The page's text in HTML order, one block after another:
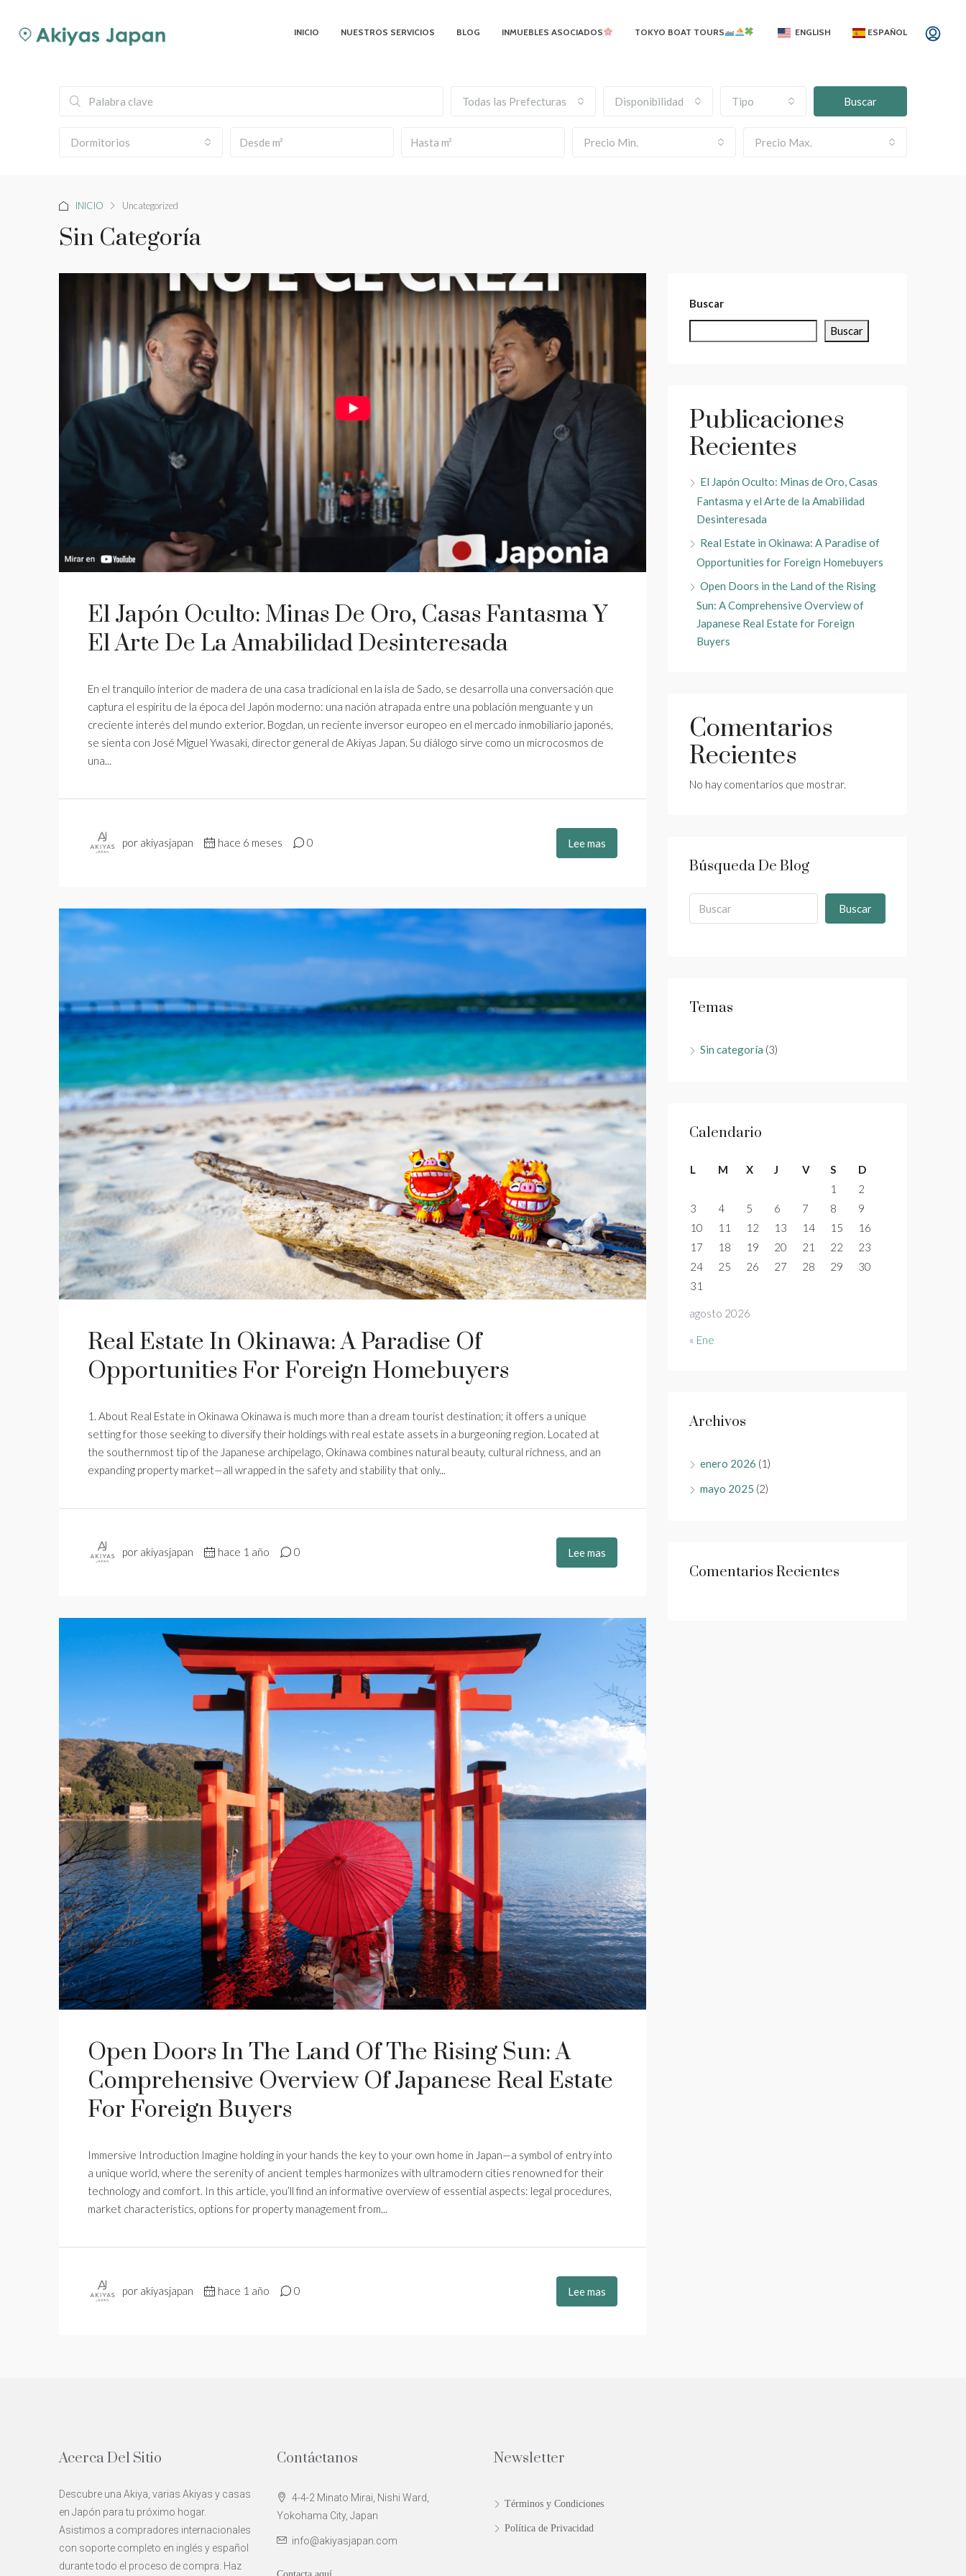
INICIO NUESTROS SERVICIOS BLOG INMUEBLES ASOCIADOS TOKYO BOAT TOURS ENGLISH ESPAÑOL
Todas las Prefecturas Disponibilidad Tipo Buscar
Dormitorios Precio Min. Precio Max.
INICIO Uncategorized
Sin Categoría
El Japón Oculto: Minas De Oro, Casas Fantasma Y
El Arte De La Amabilidad Desinteresada
En el tranquilo interior de madera de una casa tradicional en la isla de Sado, se desarrolla una conversación que
captura el espíritu de la época del Japón moderno: una nación atrapada entre una población menguante y un
creciente interés del mundo exterior. Bogdan, un reciente inversor europeo en el mercado inmobiliario japonés,
se sienta con José Miguel Ywasaki, director general de Akiyas Japan. Su diálogo sirve como un microcosmos de
una...
por akiyasjapan hace 6 meses 0 Lee mas
Real Estate In Okinawa: A Paradise Of
Opportunities For Foreign Homebuyers
1. About Real Estate in Okinawa Okinawa is much more than a dream tourist destination; it offers a unique
setting for those seeking to diversify their holdings with real estate assets in a burgeoning region. Located at
the southernmost tip of the Japanese archipelago, Okinawa combines natural beauty, cultural richness, and an
expanding property market—all wrapped in the safety and stability that only...
por akiyasjapan hace 1 año 0 Lee mas
Open Doors In The Land Of The Rising Sun: A
Comprehensive Overview Of Japanese Real Estate
For Foreign Buyers
Immersive Introduction Imagine holding in your hands the key to your own home in Japan—a symbol of entry into
a unique world, where the serenity of ancient temples harmonizes with ultramodern cities renowned for their
technology and comfort. In this article, you’ll find an informative overview of essential aspects: legal procedures,
market characteristics, options for property management from...
por akiyasjapan hace 1 año 0 Lee mas
Buscar
Buscar
Publicaciones
Recientes
El Japón Oculto: Minas de Oro, Casas
Fantasma y el Arte de la Amabilidad
Desinteresada
Real Estate in Okinawa: A Paradise of
Opportunities for Foreign Homebuyers
Open Doors in the Land of the Rising
Sun: A Comprehensive Overview of
Japanese Real Estate for Foreign
Buyers
Comentarios
Recientes
No hay comentarios que mostrar.
Búsqueda De Blog
Buscar
Temas
Sin categoría (3)
Calendario
agosto 2026
L M X J V S
D
1
2
3
4 5 6 7 8
9
10
11 12 13 14 15
16
17
18 19 20 21 22
23
24
25 26 27 28 29
30
31
« Ene
Archivos
enero 2026 (1)
mayo 2025 (2)
Comentarios Recientes
Acerca Del Sitio
Descubre una Akiya, varias Akiyas y casas
en Japón para tu próximo hogar.
Asistimos a compradores internacionales
con soporte completo en inglés y español
durante todo el proceso de compra. Haz
Contáctanos
4-4-2 Minato Mirai, Nishi Ward,
Yokohama City, Japan
info@akiyasjapan.com
Newsletter
Términos y Condiciones
Política de Privacidad